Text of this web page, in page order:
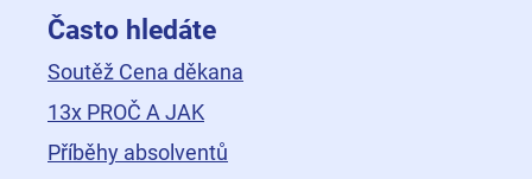
Často hledáte
Soutěž Cena děkana
13x PROČ A JAK
Příběhy absolventů